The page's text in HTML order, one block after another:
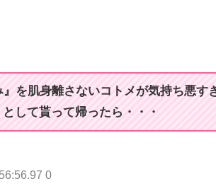
を肌身離さないコトメが気持ち悪す
して貰って帰ったら・・・
0